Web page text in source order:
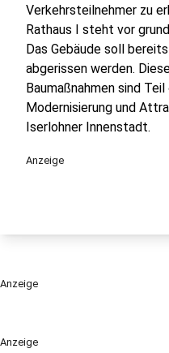
Anzeige
Verkehrsteilnehmer zu
Rathaus I steht vor
Das Gebäude soll
abgerissen werden.
Baumaßnahmen sind
Modernisierung und
Iserlohner Innenstadt.
Anzeige
Anzeige